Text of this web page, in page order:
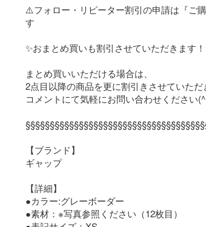
⚠️フォロー・リピーター割引の申請は『ご
す
✨おまとめ買いも割引させていただきます！
まとめ買いいただける場合は、
2点目以降の商品を更に割引きさせていただ
コメントにて気軽にお問い合わせください
【ブランド】
ギャップ
【詳細】
●カラー:グレーボーダー
●素材：※写真参照ください（12枚目）